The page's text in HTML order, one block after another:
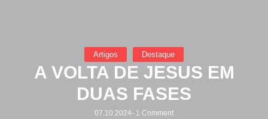
Artigos Destaque
A VOLTA DE JESUS EM
DUAS FASES
07.10.2024- 1 Comment